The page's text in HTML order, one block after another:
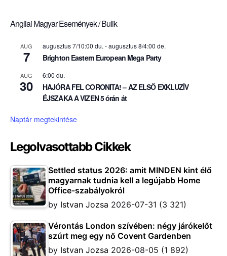
Angliai Magyar Események / Bulik
AUG
7
augusztus 7/10:00 du. -augusztus 8/4:00 de.
Brighton Eastern European Mega Party
AUG
30
6:00 du.
HAJÓRA FEL CORONITA! – AZ ELSŐ EXKLUZÍV
ÉJSZAKA A VIZEN 5 órán át
Naptár megtekintése
Legolvasottabb Cikkek
Settled status 2026: amit MINDEN kint élő
magyarnak tudnia kell a legújabb Home
Office-szabályokról
by Istvan Jozsa 2026-07-31 (3 321)
Vérontás London szívében: négy járókelőt
szúrt meg egy nő Covent Gardenben
by Istvan Jozsa 2026-08-05 (1 892)